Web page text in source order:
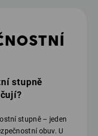
stupně
stupně – jeden
obuv. U